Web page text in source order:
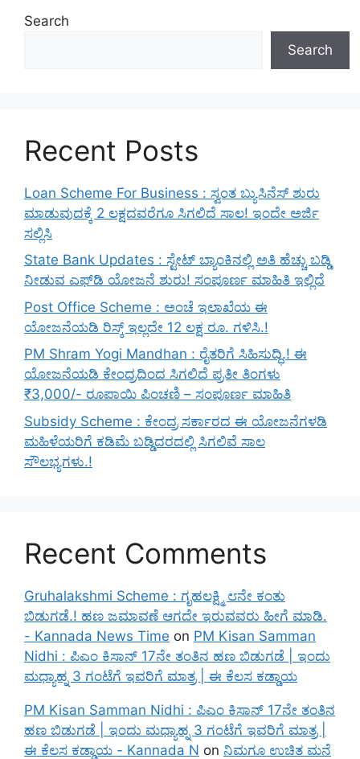
Search
Search
Recent Posts
Loan Scheme For Business : ಸ್ವಂತ ಬ್ಯುಸಿನೆಸ್ ಶುರು
ಮಾಡುವುದಕ್ಕೆ 2 ಲಕ್ಷದವರೆಗೂ ಸಿಗಲಿದೆ ಸಾಲ! ಇಂದೇ ಅರ್ಜಿ
ಸಲ್ಲಿಸಿ
State Bank Updates : ಸ್ಟೇಟ್ ಬ್ಯಾಂಕಿನಲ್ಲಿ ಅತಿ ಹೆಚ್ಚು ಬಡ್ಡಿ
ನೀಡುವ ಎಫ್‌ಡಿ ಯೋಜನೆ ಶುರು! ಸಂಪೂರ್ಣ ಮಾಹಿತಿ ಇಲ್ಲಿದೆ
Post Office Scheme : ಅಂಚೆ ಇಲಾಖೆಯ ಈ
ಯೋಜನೆಯಡಿ ರಿಸ್ಕ್‌ ಇಲ್ಲದೇ 12 ಲಕ್ಷ ರೂ. ಗಳಿಸಿ.!
PM Shram Yogi Mandhan : ರೈತರಿಗೆ ಸಿಹಿಸುದ್ಧಿ.! ಈ
ಯೋಜನೆಯಡಿ ಕೇಂದ್ರದಿಂದ ಸಿಗಲಿದೆ ಪ್ರತೀ ತಿಂಗಳು
₹3,000/- ರೂಪಾಯಿ ಪಿಂಚಣಿ – ಸಂಪೂರ್ಣ ಮಾಹಿತಿ
Subsidy Scheme : ಕೇಂದ್ರ ಸರ್ಕಾರದ ಈ ಯೋಜನೆಗಳಡಿ
ಮಹಿಳೆಯರಿಗೆ ಕಡಿಮೆ ಬಡ್ಡಿದರದಲ್ಲಿ ಸಿಗಲಿವೆ ಸಾಲ
ಸೌಲಭ್ಯಗಳು.!
Recent Comments
Gruhalakshmi Scheme : ಗೃಹಲಕ್ಷ್ಮಿ ೮ನೇ ಕಂತು
ಬಿಡುಗಡೆ.! ಹಣ ಜಮಾವಣೆ ಆಗದೇ ಇರುವವರು ಹೀಗೆ ಮಾಡಿ.
- Kannada News Time on PM Kisan Samman
Nidhi : ಪಿಎಂ ಕಿಸಾನ್ 17ನೇ ತಂತಿನ ಹಣ ಬಿಡುಗಡೆ | ಇಂದು
ಮಧ್ಯಾಹ್ನ 3 ಗಂಟೆಗೆ ಇವರಿಗೆ ಮಾತ್ರ | ಈ ಕೆಲಸ ಕಡ್ಡಾಯ
PM Kisan Samman Nidhi : ಪಿಎಂ ಕಿಸಾನ್ 17ನೇ ತಂತಿನ
ಹಣ ಬಿಡುಗಡೆ | ಇಂದು ಮಧ್ಯಾಹ್ನ 3 ಗಂಟೆಗೆ ಇವರಿಗೆ ಮಾತ್ರ |
ಈ ಕೆಲಸ ಕಡ್ಡಾಯ - Kannada N on ನಿಮಗೂ ಉಚಿತ ಮನೆ